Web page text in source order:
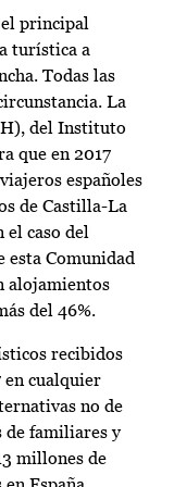
el principal
turística a
Todas las
La
del Instituto
que en 2017
españoles
de Castilla-La
el caso del
esta Comunidad
alojamientos
del 46%.
recibidos
en cualquier
no de
de familiares y
millones de